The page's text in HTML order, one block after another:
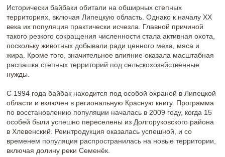
области и включен в региональную Красную книгу. Программа
по восстановлению популяции началась в 2009 году, когда 15
особей были успешно переселены из Долгоруковского района
временем популяция распространилась на новые территории,
включая долину реки Семенёк.
Социальная жизнь байбаков организована вокруг создания
долговременных колоний. Их подземные жилища
представляют собой сложные инженерные сооружения с
несколькими уровнями и камерами различного назначения.
земляные холмы — сурчины, выбрасывая на поверхность до
В состав сурковой семьи входят взрослые особи и их
потомство различных возрастов. Для проживания и выживания
семья обустраивает несколько типов нор, каждая из которых
выполняет определённую функцию: временные убежища,
выводковые комплексы и зимовочные укрытия. Простые
временные норы располагаются на территории кормления и
служат лишь для кратковременного укрытия. Их конструкция
довольно примитивна — зачастую они даже не имеют
специальной гнездовой камеры, где сурки могли бы отдыхать и